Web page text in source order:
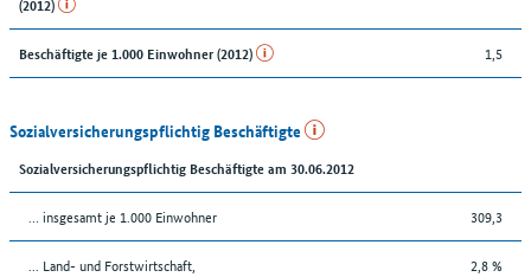
Beschäftigte je 1.000 Einwohner (2012) 1,5
Sozialversicherungspflichtig Beschäftigte
Sozialversicherungspflichtig Beschäftigte am 30.06.2012
… insgesamt je 1.000 Einwohner 309,3
... Land- und Forstwirtschaft,
2,8 %